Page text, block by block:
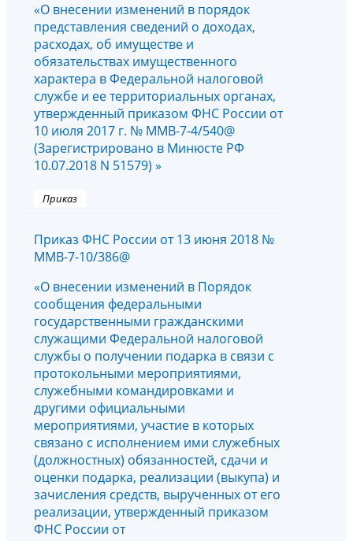
«О внесении изменений в порядок
представления сведений о доходах,
расходах, об имуществе и
обязательствах имущественного
характера в Федеральной налоговой
службе и ее территориальных органах,
утвержденный приказом ФНС России от
10 июля 2017 г. № ММВ-7-4/540@
(Зарегистрировано в Минюсте РФ
10.07.2018 N 51579) »
Приказ
Приказ ФНС России от 13 июня 2018 №
ММВ-7-10/386@
«О внесении изменений в Порядок
сообщения федеральными
государственными гражданскими
служащими Федеральной налоговой
службы о получении подарка в связи с
протокольными мероприятиями,
служебными командировками и
другими официальными
мероприятиями, участие в которых
связано с исполнением ими служебных
(должностных) обязанностей, сдачи и
оценки подарка, реализации (выкупа) и
зачисления средств, вырученных от его
реализации, утвержденный приказом
ФНС России от